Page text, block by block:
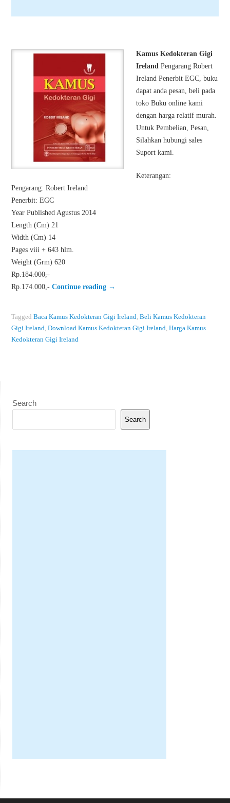
Kamus Kedokteran Gigi
Ireland Pengarang Robert
Ireland Penerbit EGC, buku
dapat anda pesan, beli pada
toko Buku online kami
dengan harga relatif murah.
Untuk Pembelian, Pesan,
Silahkan hubungi sales
Suport kami.
Keterangan:
Pengarang: Robert Ireland
Penerbit: EGC
Year Published Agustus 2014
Length (Cm) 21
Width (Cm) 14
Pages viii + 643 hlm.
Weight (Grm) 620
Rp.184.000,-
Rp.174.000,- Continue reading →
Tagged Baca Kamus Kedokteran Gigi Ireland, Beli Kamus Kedokteran
Gigi Ireland, Download Kamus Kedokteran Gigi Ireland, Harga Kamus
Kedokteran Gigi Ireland
Search
Search